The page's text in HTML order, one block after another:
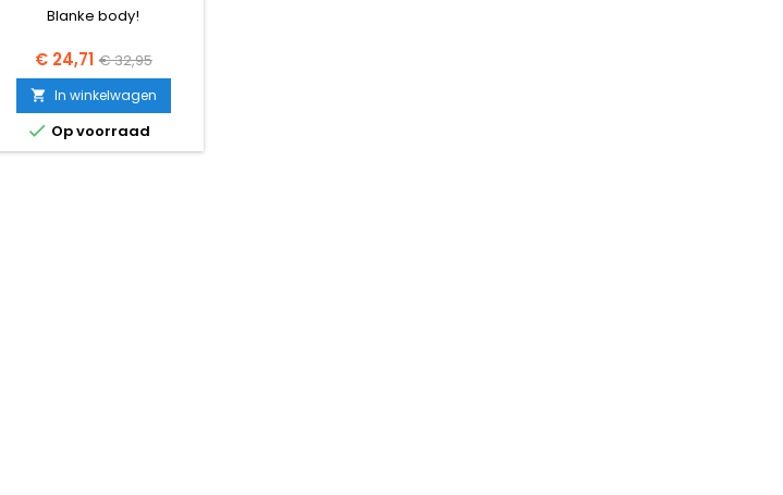
Blanke body!
Prijs
€ 24,71 Normale
prijs
€ 32,95
 In winkelwagen
 Op voorraad